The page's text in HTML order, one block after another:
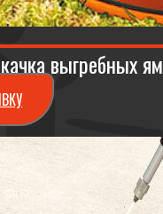
выгребных ям